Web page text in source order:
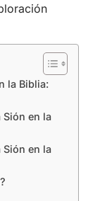
la Biblia:
Sión en la
Sión en la